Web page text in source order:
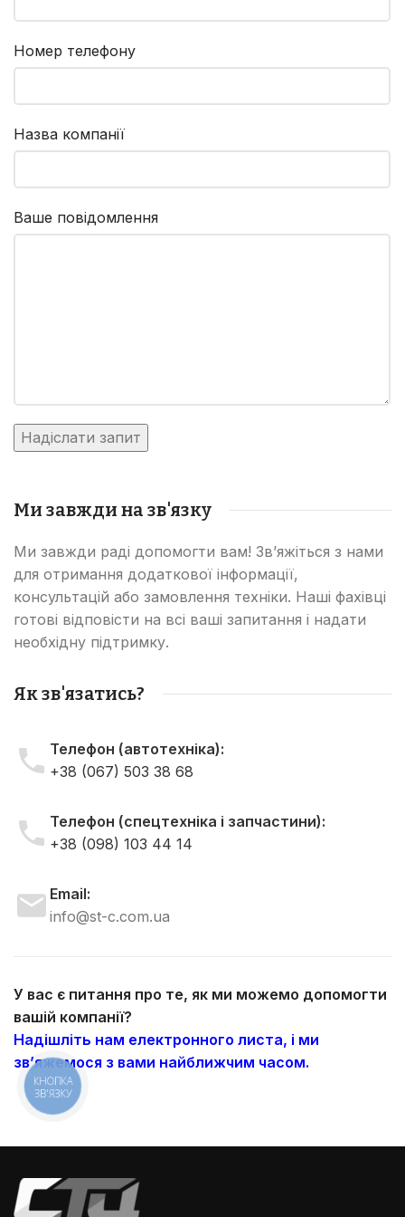
Номер телефону
Назва компанії
Ваше повідомлення
Ми завжди на зв'язку
Ми завжди раді допомогти вам! Зв’яжіться з нами
для отримання додаткової інформації,
консультацій або замовлення техніки. Наші фахівці
готові відповісти на всі ваші запитання і надати
необхідну підтримку.
Як зв'язатись?
Телефон (автотехніка):
+38 (067) 503 38 68
Телефон (спецтехніка і запчастини):
+38 (098) 103 44 14
Email:
info@st-c.com.ua
У вас є питання про те, як ми можемо допомогти
вашій компанії?
Надішліть нам електронного листа, і ми
зв’яжемося з вами найближчим часом.
КНОПКА
ЗВ'ЯЗКУ